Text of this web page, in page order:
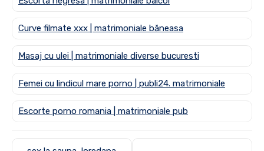
Curve filmate xxx | matrimoniale băneasa
Masaj cu ulei | matrimoniale diverse bucuresti
Femei cu lindicul mare porno | publi24. matrimoniale
Escorte porno romania | matrimoniale pub